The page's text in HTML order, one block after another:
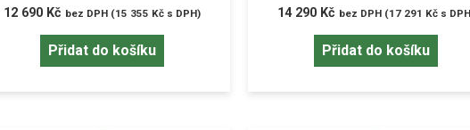
12 690 Kč bez DPH (15 355 Kč s DPH)
Přidat do košíku
14 290 Kč bez DPH (17 291 Kč s
Přidat do košíku